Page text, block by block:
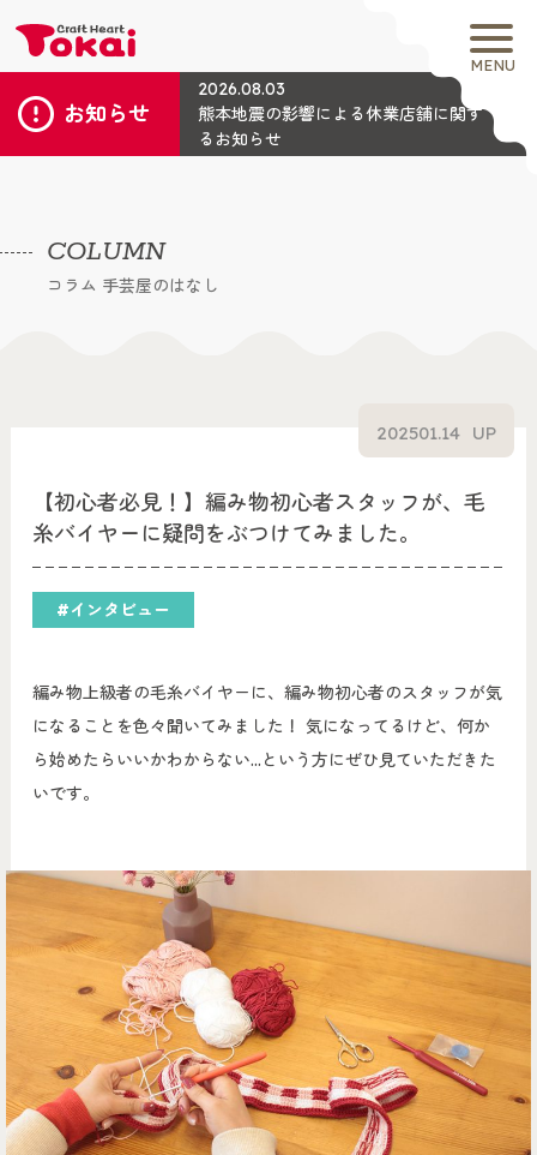
MENU
お知らせ
2026.08.03
熊本地震の影響による休業店舗に関す
るお知らせ
COLUMN
コラム 手芸屋のはなし
【初心者必見！】編み物初心者スタッフが、毛
糸バイヤーに疑問をぶつけてみました。
#インタビュー
202501.14 UP
編み物上級者の毛糸バイヤーに、編み物初心者のスタッフが気
になることを色々聞いてみました！ 気になってるけど、何か
ら始めたらいいかわからない...という方にぜひ見ていただきた
いです。